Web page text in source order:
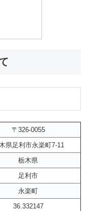
〒326-0055
県足利市永楽町7-11
栃木県
足利市
永楽町
36.332147